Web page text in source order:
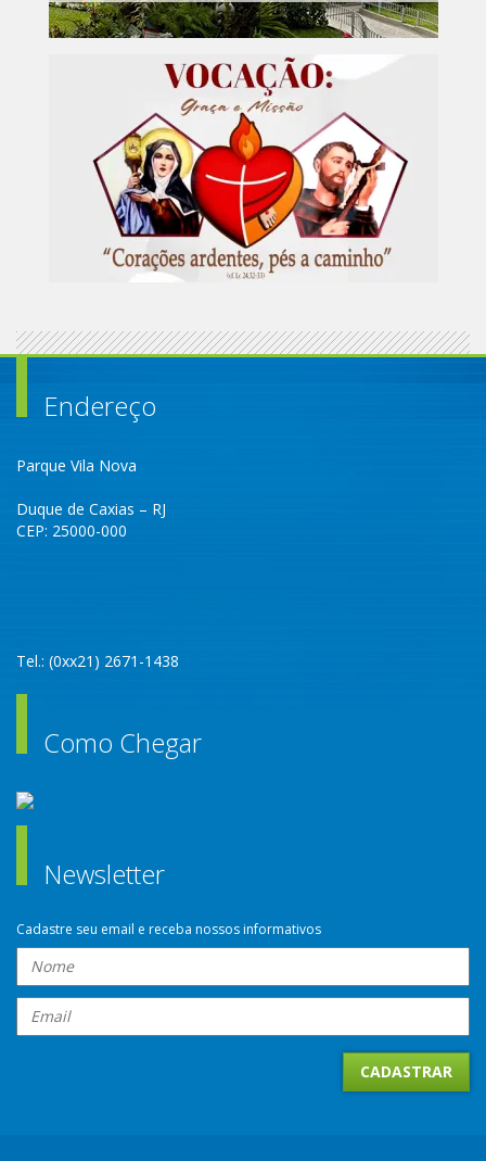
Endereço
Parque Vila Nova
Duque de Caxias – RJ
CEP: 25000-000
Tel.: (0xx21) 2671-1438
Como Chegar
Newsletter
Cadastre seu email e receba nossos informativos